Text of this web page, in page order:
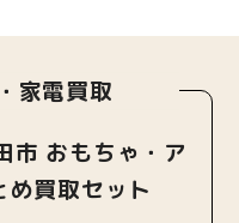
家電買取
市 おもちゃ・ア
め買取セット